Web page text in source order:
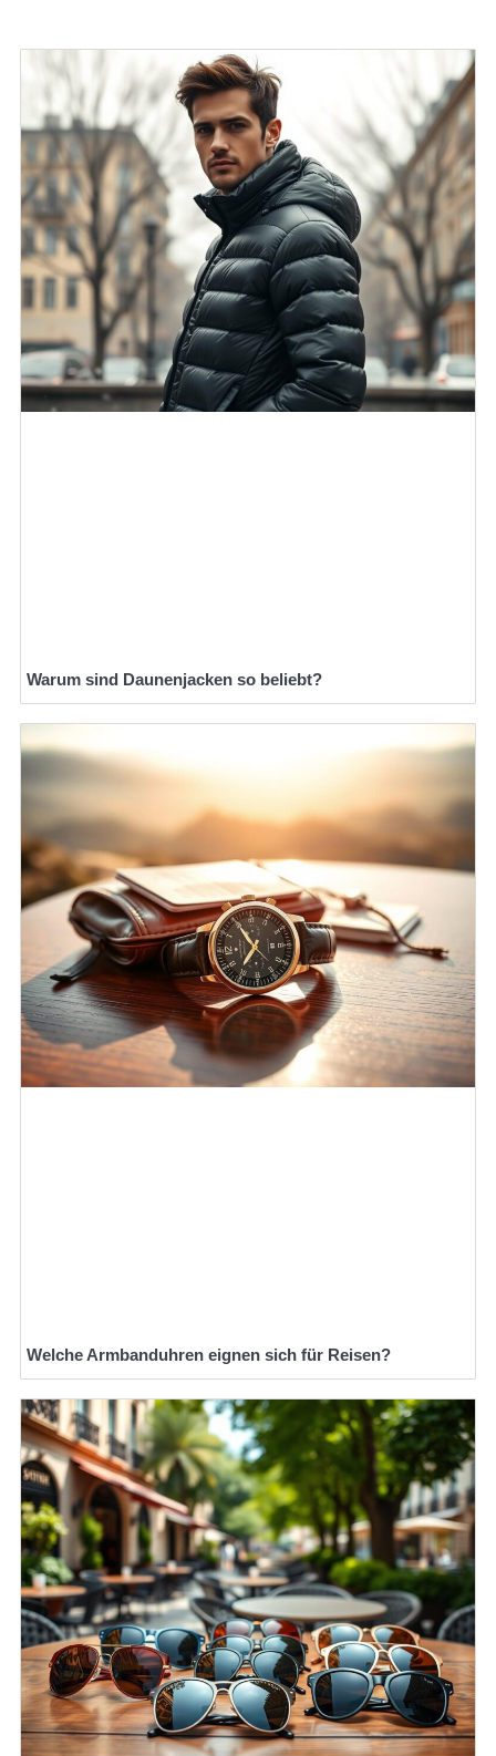
Warum sind Daunenjacken so beliebt?
Welche Armbanduhren eignen sich für Reisen?